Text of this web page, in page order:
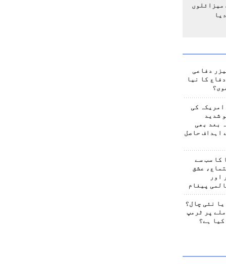
میزائلوں
دفاعی
کا نیا
امریکہ کی
شدید
بعد بھی
اہداف حاصل
کا سب سے
عشق
اور
پیغام
نئی چال؟
پر ٹرمپ
کیا ہے؟